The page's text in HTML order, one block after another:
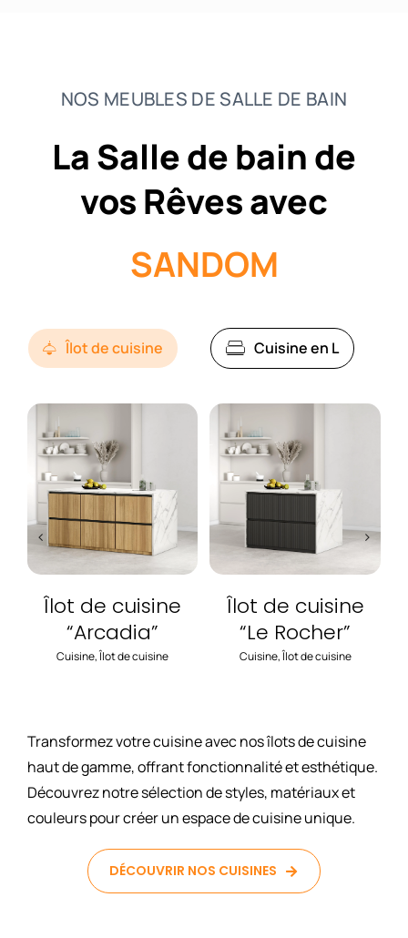
NOS MEUBLES DE SALLE DE BAIN
La Salle de bain de
vos Rêves avec
SANDOM
Îlot de cuisine Cuisine en L
Îlot de cuisine
“Arcadia”
Cuisine,Îlot de cuisine
Îlot de cuisine
“Le Rocher”
Cuisine,Îlot de cuisine
Transformez votre cuisine avec nos îlots de cuisine
haut de gamme, offrant fonctionnalité et esthétique.
Découvrez notre sélection de styles, matériaux et
couleurs pour créer un espace de cuisine unique.
DÉCOUVRIR NOS CUISINES